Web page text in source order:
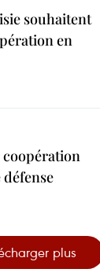
souhaitent
en
plus